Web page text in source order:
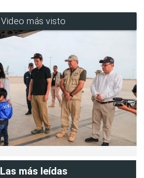
Video más visto
Las más leídas